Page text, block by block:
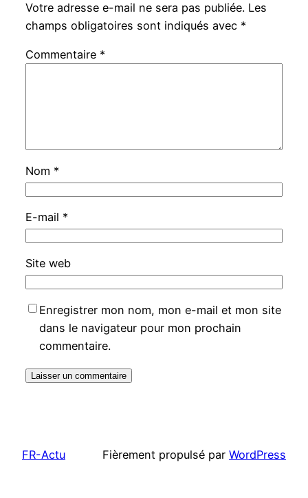
Votre adresse e-mail ne sera pas publiée. Les
champs obligatoires sont indiqués avec *
Commentaire *
Nom *
E-mail *
Site web
Enregistrer mon nom, mon e-mail et mon site
dans le navigateur pour mon prochain
commentaire.
FR-Actu Fièrement propulsé par WordPress